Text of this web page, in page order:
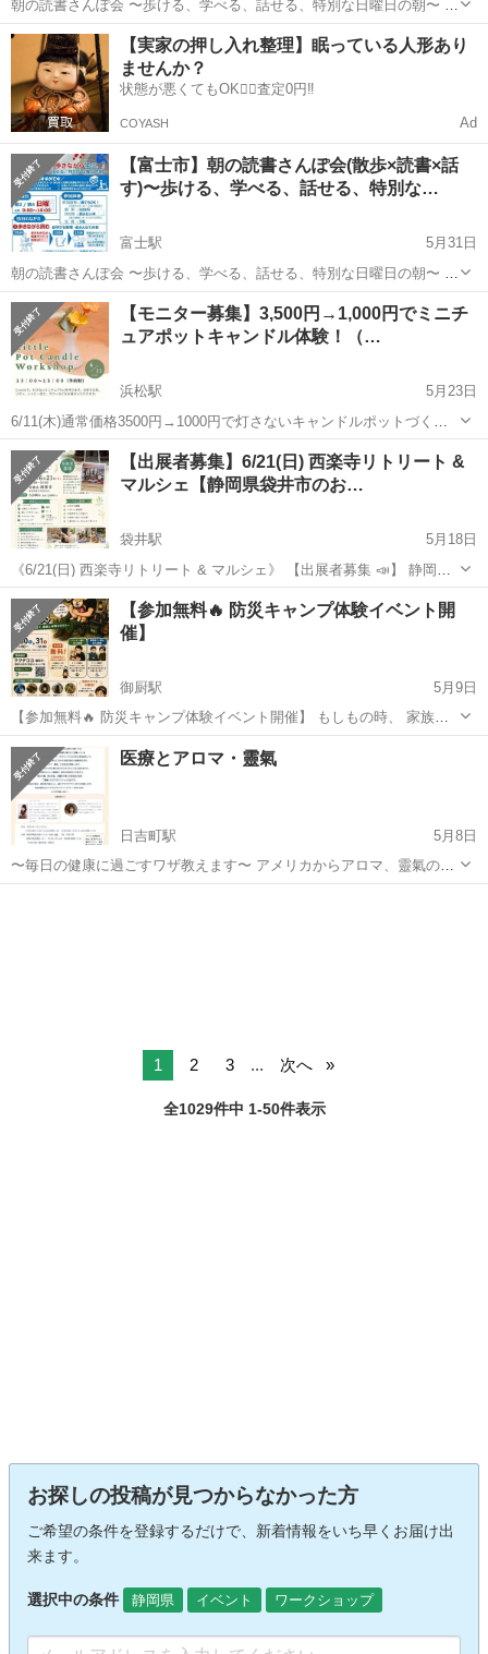
朝の読書さんぽ会 〜歩ける、学べる、話せる、特別な日曜日の朝〜 日
曜の朝に、ウォーキングと読書を掛け合わせた朝活イベント 「朝の読
書さんぽ会」 を開催します。 最初の35分は、ウォーキングマシンでゆ
っくり歩き...
静岡 富士市 富士駅 ワークショップ
【実家の押し入れ整理】眠っている人形あり
ませんか？
状態が悪くてもOK🙆‍♀️査定0円‼️
COYASH Ad
【富士市】朝の読書さんぽ会(散歩×読書×話
す)〜歩ける、学べる、話せる、特別な…
富士駅
5月31日
朝の読書さんぽ会 〜歩ける、学べる、話せる、特別な日曜日の朝〜 日
曜の朝に、ウォーキングと読書を掛け合わせた朝活イベント 「朝の読
書さんぽ会」 を開催します。 最初の35分は、ウォーキングマシンでゆ
っくり歩き...
静岡 富士市 富士駅 ワークショップ
【モニター募集】3,500円→1,000円でミニチ
ュアポットキャンドル体験！（…
浜松駅
5月23日
6/11(木)通常価格3500円→1000円で灯さないキャンドルポットづくり
を体験できます！ ※13時～15時がワークショップの時間ですが、アン
ケートにご協力等、通常よりも長くなる可能性がございます。ご了承
ください。 ...
静岡 浜松市 浜松駅 ワークショップ 写真撮影
【出展者募集】6/21(日) 西楽寺リトリート &
マルシェ【静岡県袋井市のお…
袋井駅
5月18日
《6/21(日) 西楽寺リトリート & マルシェ》 【出展者募集 📣】 静岡県
袋井市のお寺 真言宗 安養山 西楽寺にて、 「人と人が自然につなが
り、 心と身体を整え、 自分らしく過ごせる場所」 をテ...
静岡 袋井市 袋井駅 ワークショップ リトリート
【参加無料🔥 防災キャンプ体験イベント開
催】
御厨駅
5月9日
【参加無料🔥 防災キャンプ体験イベント開催】 もしもの時、 家族や
大切な人、 ペットを守る準備できていますか？ 「もしもキャンプ」
は、 キャンプの知恵を使って 災害時の過ごし方を体験するイベントで
静岡 磐田市 御厨駅 ワークショップ
医療とアロマ・靈氣
日吉町駅
5月8日
〜毎日の健康に過ごすワザ教えます〜 アメリカからアロマ、靈氣の達
人と富士市在住のアロマライフアドバイザーの達人による、お話しや
1 2 3 ... 次へ
全1029件中 1-50件表示
お探しの投稿が見つからなかった方
ご希望の条件を登録するだけで、新着情報をいち早くお届け出
来ます。
選択中の条件 静岡県 イベント ワークショップ